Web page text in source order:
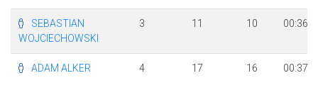
SEBASTIAN
WOJCIECHOWSKI
3 11 10
ADAM ALKER 4 17 16